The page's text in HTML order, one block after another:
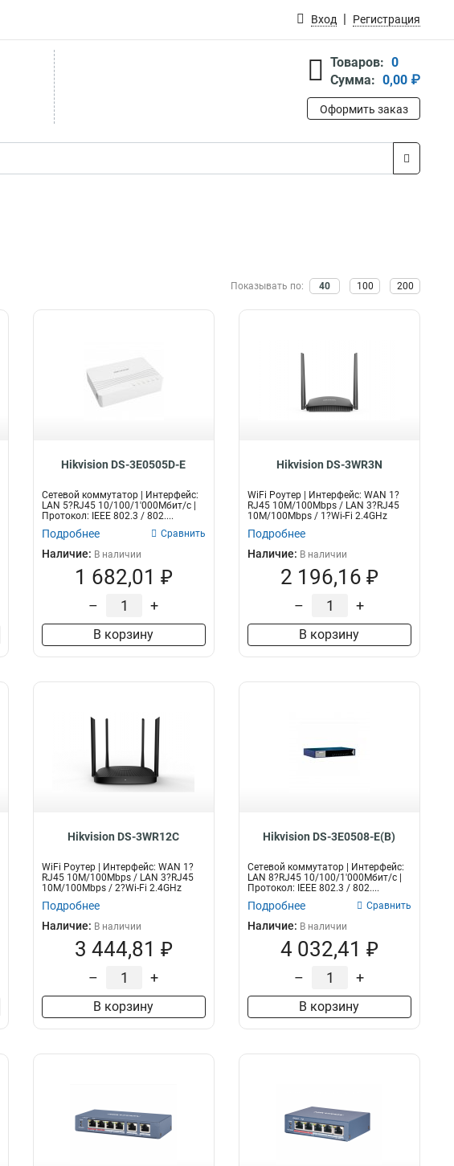
Вход Регистрация
Товаров: 0
Сумма: 0,00 ₽
Оформить заказ
Показывать по: 40 100 200
Hikvision DS-3E0505D-E
Сетевой коммутатор | Интерфейс:
LAN 5?RJ45 10/100/1'000Мбит/с |
Протокол: IEEE 802.3 / 802....
Подробнее Сравнить
Наличие: В наличии
1 682,01 ₽
– +
В корзину
Hikvision DS-3WR3N
WiFi Роутер | Интерфейс: WAN 1?
RJ45 10M/100Mbps / LAN 3?RJ45
10M/100Mbps / 1?Wi-Fi 2.4GHz
Подробнее
Наличие: В наличии
2 196,16 ₽
– +
В корзину
Hikvision DS-3WR12C
WiFi Роутер | Интерфейс: WAN 1?
RJ45 10M/100Mbps / LAN 3?RJ45
10M/100Mbps / 2?Wi-Fi 2.4GHz
Подробнее
Наличие: В наличии
3 444,81 ₽
– +
В корзину
Hikvision DS-3E0508-E(B)
Сетевой коммутатор | Интерфейс:
LAN 8?RJ45 10/100/1'000Мбит/с |
Протокол: IEEE 802.3 / 802....
Подробнее Сравнить
Наличие: В наличии
4 032,41 ₽
– +
В корзину